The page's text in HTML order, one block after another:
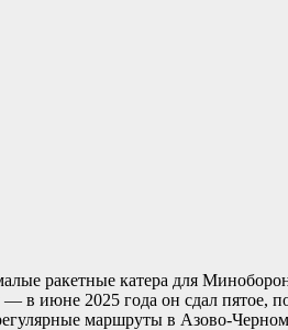
ракетные катера для
июне 2025 года он сдал пятое,
маршруты в Азово-